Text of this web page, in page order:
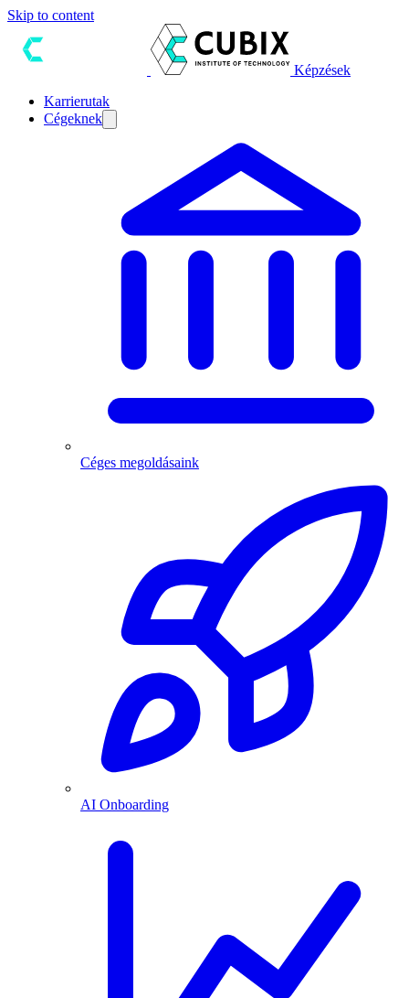
Skip to content
Képzések
Karrierutak
Cégeknek
Céges megoldásaink
AI Onboarding